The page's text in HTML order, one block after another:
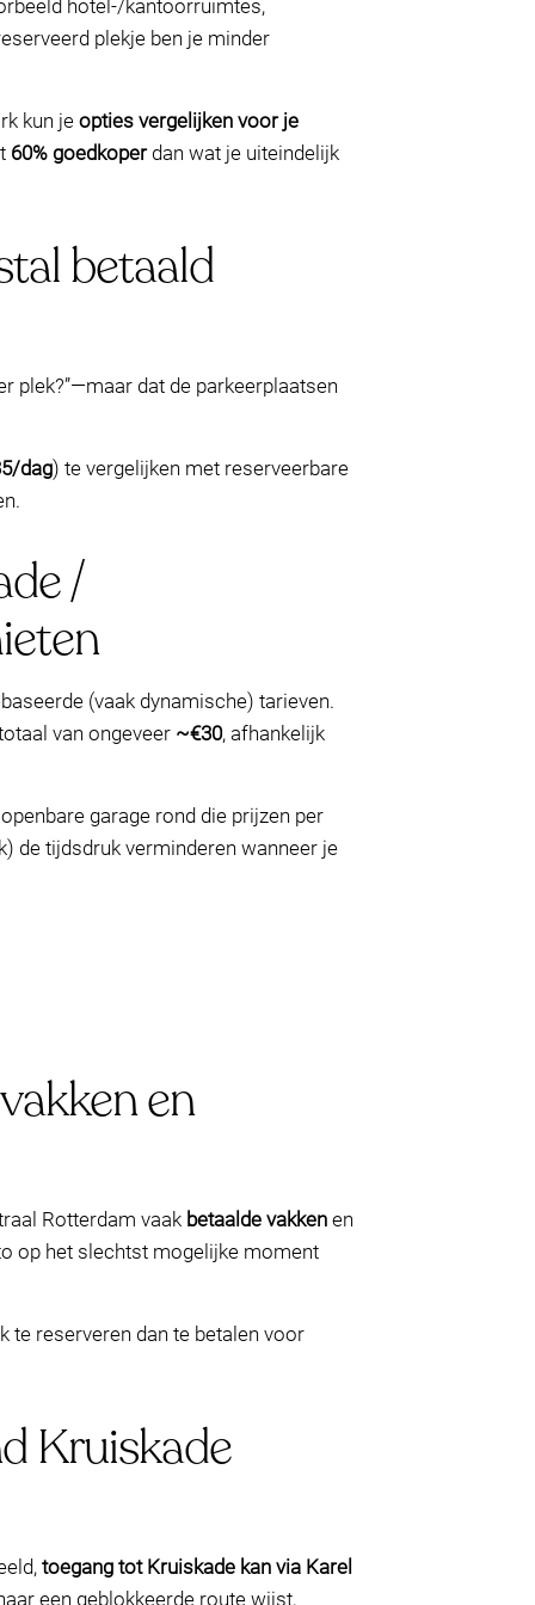
hotel-/kantoorruimtes,
plekje ben je minder
kun je opties vergelijken voor je
60% goedkoperdan wat je uiteindelijk
betaald
plek?”—maar dat de parkeerplaatsen
dag) te vergelijken met reserveerbare
/
(vaak dynamische) tarieven.
van ongeveer ~€30, afhankelijk
garage rond die prijzen per
de tijdsdruk verminderen wanneer je
en
Rotterdam vaak betaalde vakken en
op het slechtst mogelijke moment
te reserveren dan te betalen voor
Kruiskade
toegang tot Kruiskade kan via Karel
een geblokkeerde route wijst,